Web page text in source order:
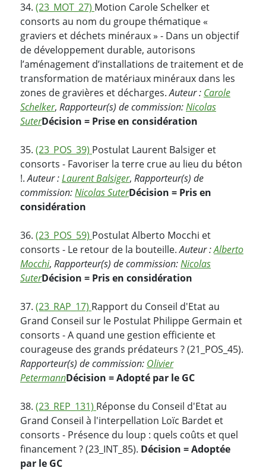
34. (23_MOT_27) Motion Carole Schelker et
consorts au nom du groupe thématique «
graviers et déchets minéraux » - Dans un objectif
de développement durable, autorisons
l’aménagement d’installations de traitement et de
transformation de matériaux minéraux dans les
zones de gravières et décharges.Auteur : Carole
Schelker, Rapporteur(s) de commission:Nicolas
SuterDécision = Prise en considération
35. (23_POS_39) Postulat Laurent Balsiger et
consorts - Favoriser la terre crue au lieu du béton
!.Auteur :Laurent Balsiger, Rapporteur(s) de
commission:Nicolas SuterDécision = Pris en
considération
36. (23_POS_59) Postulat Alberto Mocchi et
consorts - Le retour de la bouteille.Auteur :Alberto
Mocchi, Rapporteur(s) de commission:Nicolas
SuterDécision = Pris en considération
37. (23_RAP_17) Rapport du Conseil d'Etat au
Grand Conseil sur le Postulat Philippe Germain et
consorts - A quand une gestion efficiente et
courageuse des grands prédateurs ? (21_POS_45).
Rapporteur(s) de commission: Olivier
PetermannDécision = Adopté par le GC
38. (23_REP_131) Réponse du Conseil d'Etat au
Grand Conseil à l'interpellation Loïc Bardet et
consorts - Présence du loup : quels coûts et quel
financement ? (23_INT_85). Décision = Adoptée
par le GC